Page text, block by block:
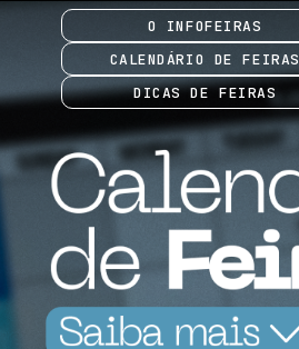
O INFOFEIRAS
CALENDÁRIO DE FEIRAS
DICAS DE FEIRAS